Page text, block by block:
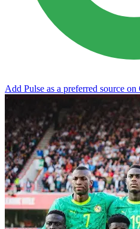
Add Pulse as a preferred source on